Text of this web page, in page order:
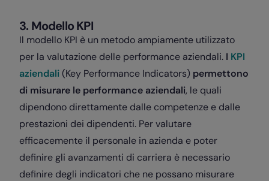
3. Modello KPI
Il modello KPI è un metodo ampiamente utilizzato
per la valutazione delle performance aziendali. I KPI
aziendali (Key Performance Indicators) permettono
di misurare le performance aziendali, le quali
dipendono direttamente dalle competenze e dalle
prestazioni dei dipendenti. Per valutare
efficacemente il personale in azienda e poter
definire gli avanzamenti di carriera è necessario
definire degli indicatori che ne possano misurare